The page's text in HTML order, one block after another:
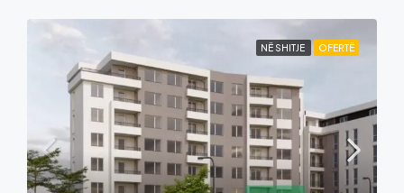
NË SHITJE OFERTË